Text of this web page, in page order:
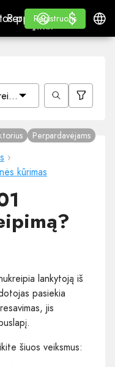
programa
programa
Perpardavėjams
„WHITE LABEL“
Mokymasis
Mokymasis
Registruotis
Registruotis
Prisijungti
$
$
›
kūrimas
Perpardavėjams
lankytoją iš
pasiekia
jis
šiuos veiksmus: